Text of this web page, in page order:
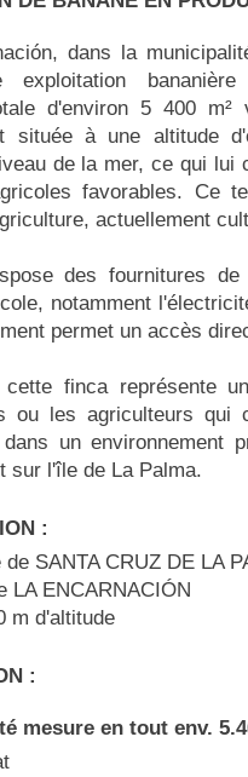
dans la
exploitation
d'environ 5 400 m²
située à une altitude
de la mer, ce qui lui
favorables. Ce
actuellement
des fournitures de
notamment
permet un accès
finca représente
ou les agriculteurs qui
un environnement
sur l'île de La Palma.
:
de SANTA CRUZ DE LA
LA ENCARNACIÓN
m d'altitude
:
mesure en tout env.